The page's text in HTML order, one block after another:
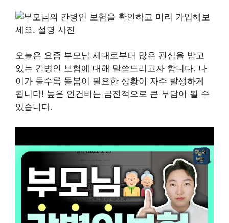
오늘은 요즘 부모님 세대로부터 많은 관심을 받고
있는 간병인 보험에 대해 말씀드리고자 합니다. 나
이가 들수록 돌봄이 필요한 상황이 자주 발생하게
됩니다! 높은 인건비는 금전적으로 큰 부담이 될 수
있습니다.